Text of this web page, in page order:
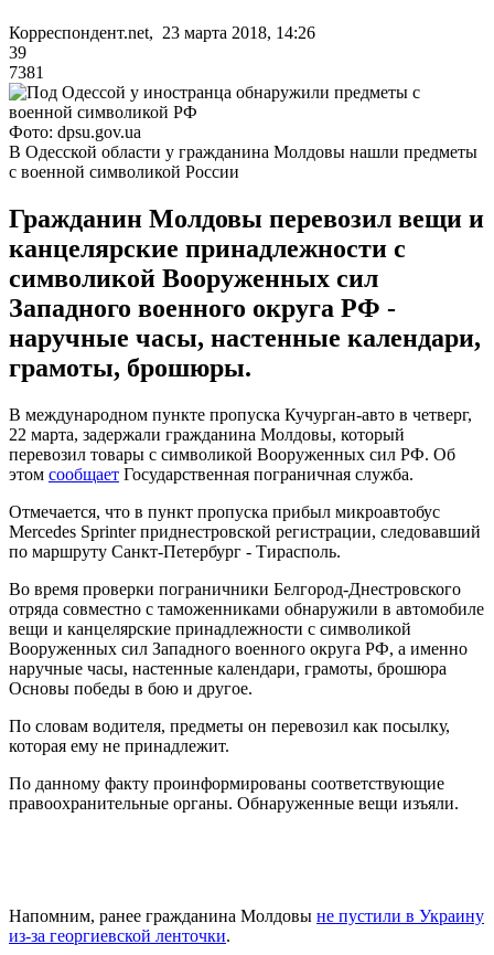
Корреспондент.net, 23 марта 2018, 14:26
39
7381
Фото: dpsu.gov.ua
В Одесской области у гражданина Молдовы нашли предметы
с военной символикой России
Гражданин Молдовы перевозил вещи и
канцелярские принадлежности с
символикой Вооруженных сил
Западного военного округа РФ -
наручные часы, настенные календари,
грамоты, брошюры.
В международном пункте пропуска Кучурган-авто в четверг,
22 марта, задержали гражданина Молдовы, который
перевозил товары с символикой Вооруженных сил РФ. Об
этом сообщает Государственная пограничная служба.
Отмечается, что в пункт пропуска прибыл микроавтобус
Mercedes Sprinter приднестровской регистрации, следовавший
по маршруту Санкт-Петербург - Тирасполь.
Во время проверки пограничники Белгород-Днестровского
отряда совместно с таможенниками обнаружили в автомобиле
вещи и канцелярские принадлежности с символикой
Вооруженных сил Западного военного округа РФ, а именно
наручные часы, настенные календари, грамоты, брошюра
Основы победы в бою и другое.
По словам водителя, предметы он перевозил как посылку,
которая ему не принадлежит.
По данному факту проинформированы соответствующие
правоохранительные органы. Обнаруженные вещи изъяли.
Напомним, ранее гражданина Молдовы не пустили в Украину
из-за георгиевской ленточки.